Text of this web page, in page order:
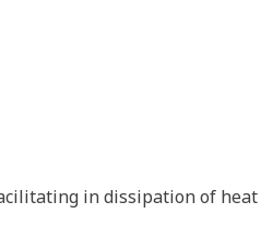
in dissipation of